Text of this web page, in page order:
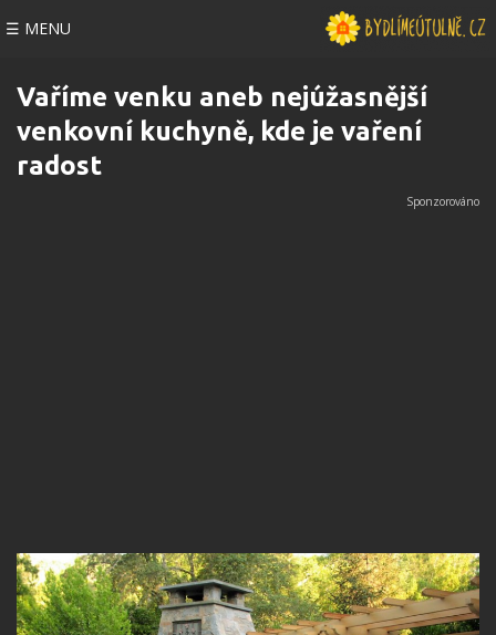
☰ MENU
Vaříme venku aneb nejúžasnější
venkovní kuchyně, kde je vaření
radost